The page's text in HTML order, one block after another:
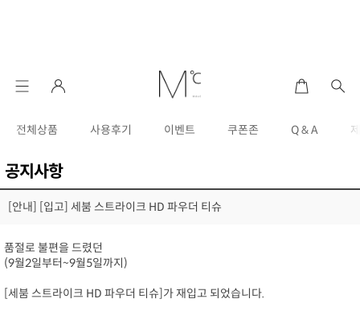
전체상품 사용후기 이벤트 쿠폰존 Q & A
공지사항
[안내] [입고] 세붐 스트라이크 HD 파우더 티슈
품절로 불편을 드렸던
(9월2일부터~9월5일까지)
[세붐 스트라이크 HD 파우더 티슈]가 재입고 되었습니다.